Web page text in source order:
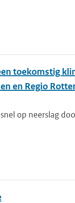
toekomstig
en Regio
op neerslag